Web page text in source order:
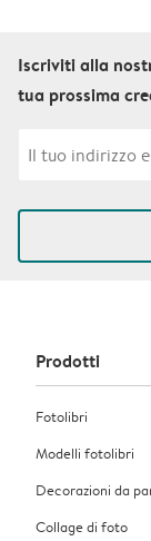
Iscriviti alla
tua prossima
Prodotti
Fotolibri
Modelli fotolibri
Decorazioni da
Collage di foto